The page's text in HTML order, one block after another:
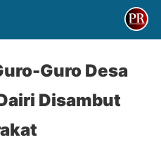
Guro Desa
Disambut